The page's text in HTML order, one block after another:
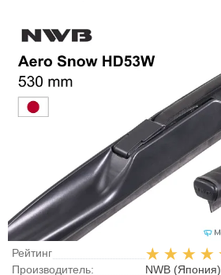
Рейтинг
Производитель:
NWB (Япония)